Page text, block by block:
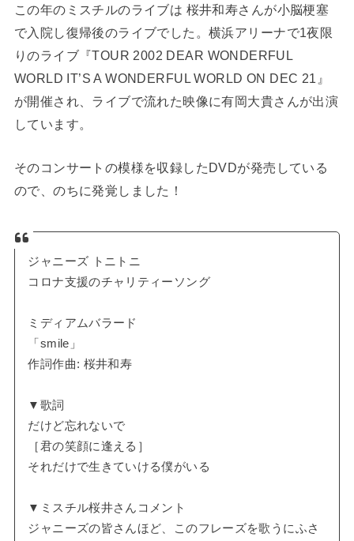
この年のミスチルのライブは 桜井和寿さんが小脳梗塞
で入院し復帰後のライブでした。横浜アリーナで1夜限
りのライブ『TOUR 2002 DEAR WONDERFUL
WORLD IT’S A WONDERFUL WORLD ON DEC 21』
が開催され、ライブで流れた映像に有岡大貴さんが出演
しています。
そのコンサートの模様を収録したDVDが発売している
ので、のちに発覚しました！
ジャニーズ トニトニ
コロナ支援のチャリティーソング
ミディアムバラード
「smile」
作詞作曲: 桜井和寿
▼歌詞
だけど忘れないで
［君の笑顔に逢える］
それだけで生きていける僕がいる
▼ミスチル桜井さんコメント
ジャニーズの皆さんほど、このフレーズを歌うにふさ